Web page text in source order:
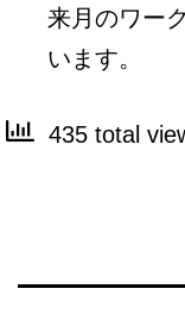
来月のワー
います。
435 total